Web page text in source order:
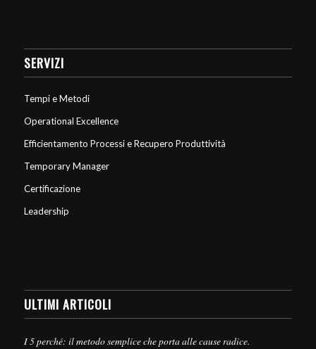
SERVIZI
Tempi e Metodi
Operational Excellence
Efficientamento Processi e Recupero Produttività
Temporary Manager
Certificazione
Leadership
ULTIMI ARTICOLI
I 5 perché: il metodo semplice che porta alle cause radice.